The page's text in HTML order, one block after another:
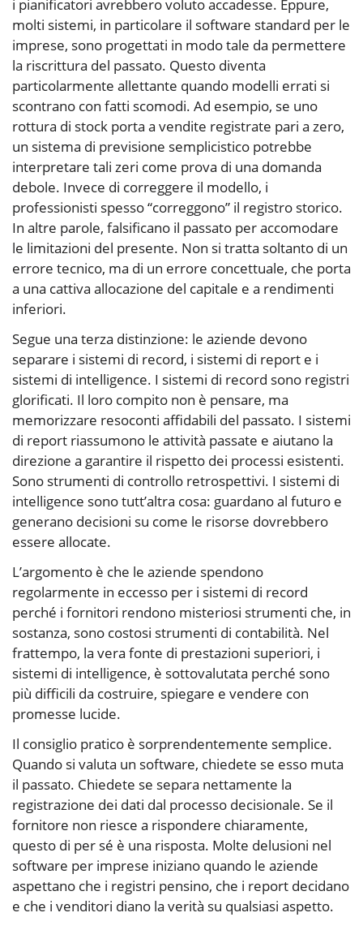
i pianificatori avrebbero voluto accadesse. Eppure,
molti sistemi, in particolare il software standard per le
imprese, sono progettati in modo tale da permettere
la riscrittura del passato. Questo diventa
particolarmente allettante quando modelli errati si
scontrano con fatti scomodi. Ad esempio, se uno
rottura di stock porta a vendite registrate pari a zero,
un sistema di previsione semplicistico potrebbe
interpretare tali zeri come prova di una domanda
debole. Invece di correggere il modello, i
professionisti spesso “correggono” il registro storico.
In altre parole, falsificano il passato per accomodare
le limitazioni del presente. Non si tratta soltanto di un
errore tecnico, ma di un errore concettuale, che porta
a una cattiva allocazione del capitale e a rendimenti
inferiori.
Segue una terza distinzione: le aziende devono
separare i sistemi di record, i sistemi di report e i
sistemi di intelligence. I sistemi di record sono registri
glorificati. Il loro compito non è pensare, ma
memorizzare resoconti affidabili del passato. I sistemi
di report riassumono le attività passate e aiutano la
direzione a garantire il rispetto dei processi esistenti.
Sono strumenti di controllo retrospettivi. I sistemi di
intelligence sono tutt’altra cosa: guardano al futuro e
generano decisioni su come le risorse dovrebbero
essere allocate.
L’argomento è che le aziende spendono
regolarmente in eccesso per i sistemi di record
perché i fornitori rendono misteriosi strumenti che, in
sostanza, sono costosi strumenti di contabilità. Nel
frattempo, la vera fonte di prestazioni superiori, i
sistemi di intelligence, è sottovalutata perché sono
più difficili da costruire, spiegare e vendere con
promesse lucide.
Il consiglio pratico è sorprendentemente semplice.
Quando si valuta un software, chiedete se esso muta
il passato. Chiedete se separa nettamente la
registrazione dei dati dal processo decisionale. Se il
fornitore non riesce a rispondere chiaramente,
questo di per sé è una risposta. Molte delusioni nel
software per imprese iniziano quando le aziende
aspettano che i registri pensino, che i report decidano
e che i venditori diano la verità su qualsiasi aspetto.